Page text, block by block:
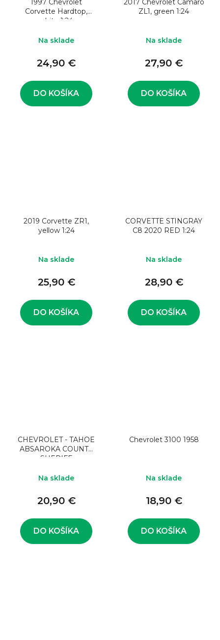
1997 Chevrolet
Corvette Hardtop,
white 1:24
Na sklade
24,90 €
DO KOŠÍKA
2017 Chevrolet Camaro
ZL1, green 1:24
Na sklade
27,90 €
DO KOŠÍKA
2019 Corvette ZR1,
yellow 1:24
Na sklade
25,90 €
DO KOŠÍKA
CORVETTE STINGRAY
C8 2020 RED 1:24
Na sklade
28,90 €
DO KOŠÍKA
CHEVROLET - TAHOE
ABSAROKA COUNTY
SHERIFF
Na sklade
20,90 €
DO KOŠÍKA
Chevrolet 3100 1958
Na sklade
18,90 €
DO KOŠÍKA